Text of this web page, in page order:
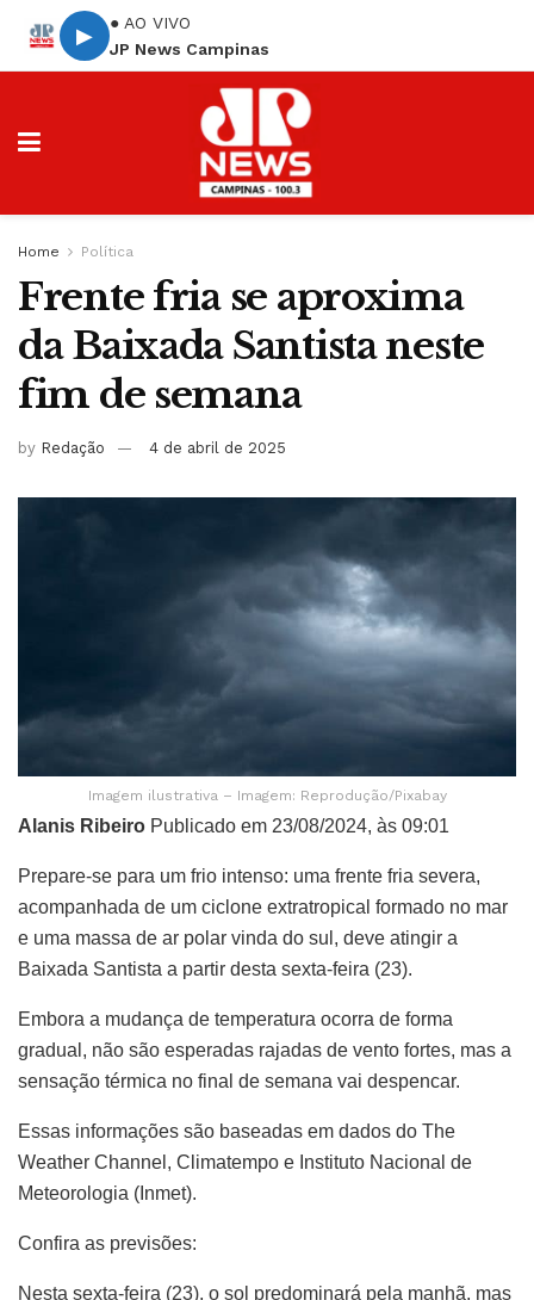
▶
● AO VIVO
JP News Campinas
Home Política
Frente fria se aproxima
da Baixada Santista neste
fim de semana
by Redação 4 de abril de 2025
Imagem ilustrativa – Imagem: Reprodução/Pixabay
Alanis Ribeiro Publicado em 23/08/2024, às 09:01
Prepare-se para um frio intenso: uma frente fria severa,
acompanhada de um ciclone extratropical formado no mar
e uma massa de ar polar vinda do sul, deve atingir a
Baixada Santista a partir desta sexta-feira (23).
Embora a mudança de temperatura ocorra de forma
gradual, não são esperadas rajadas de vento fortes, mas a
sensação térmica no final de semana vai despencar.
Essas informações são baseadas em dados do The
Weather Channel, Climatempo e Instituto Nacional de
Meteorologia (Inmet).
Confira as previsões:
Nesta sexta-feira (23), o sol predominará pela manhã, mas